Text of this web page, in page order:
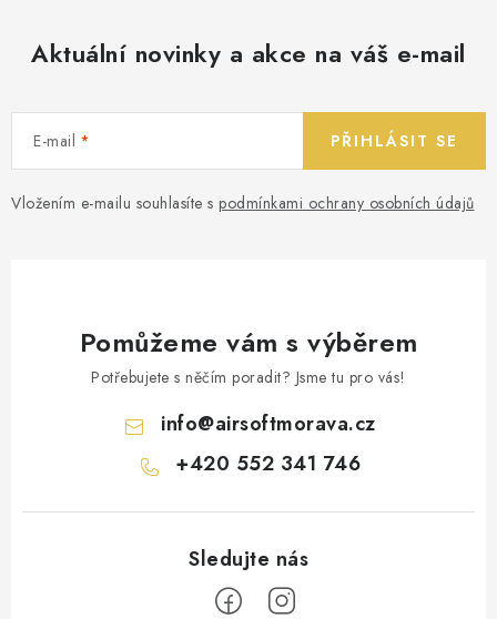
Aktuální novinky a akce na váš e-mail
E-mail
Vložením e-mailu souhlasíte s podmínkami ochrany osobních údajů
PŘIHLÁSIT SE
Pomůžeme vám s výběrem
Potřebujete s něčím poradit? Jsme tu pro vás!
info@airsoftmorava.cz
+420 552 341 746